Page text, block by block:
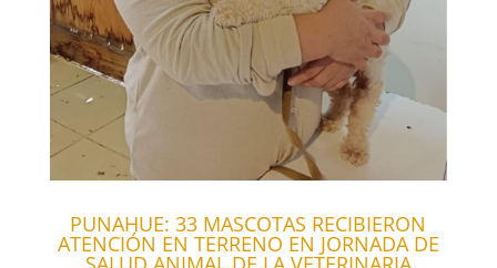
PUNAHUE: 33 MASCOTAS RECIBIERON
ATENCIÓN EN TERRENO EN JORNADA DE